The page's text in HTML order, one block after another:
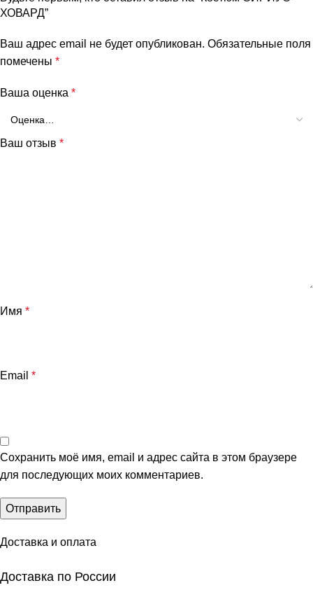
ХОВАРД”
Ваш адрес email не будет опубликован. Обязательные поля
помечены *
Ваша оценка *
Ваш отзыв *
Имя *
Email *
Сохранить моё имя, email и адрес сайта в этом браузере
для последующих моих комментариев.
Доставка и оплата
Доставка по России